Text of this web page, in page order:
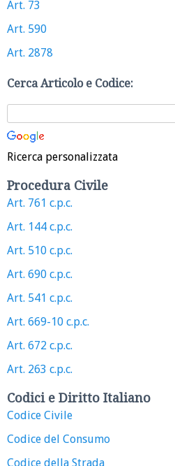
Art. 73
Art. 590
Art. 2878
Cerca Articolo e Codice:
Ricerca personalizzata
Procedura Civile
Art. 761 c.p.c.
Art. 144 c.p.c.
Art. 510 c.p.c.
Art. 690 c.p.c.
Art. 541 c.p.c.
Art. 669-10 c.p.c.
Art. 672 c.p.c.
Art. 263 c.p.c.
Codici e Diritto Italiano
Codice Civile
Codice del Consumo
Codice della Strada